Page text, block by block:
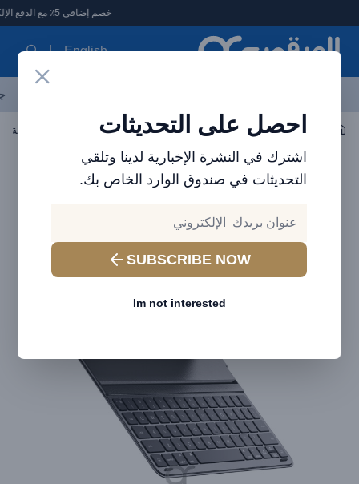
العرقوب - متجر الإلكترونيات في الإمارات
خصم إضافي 5٪ مع الدفع الإلكتروني
English
احصل على التحديثات
اشترك في النشرة الإخبارية لدينا وتلقي
التحديثات في صندوق الوارد الخاص بك.
SUBSCRIBE NOW
Im not interested
إكسسوارات اللاب توب والتابلت ماوس وكيبورد